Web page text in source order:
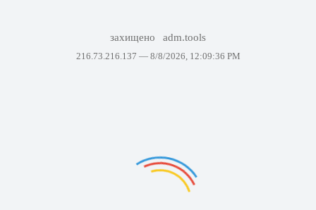
захищено adm.tools
216.73.216.137 — 8/8/2026, 12:09:36 PM